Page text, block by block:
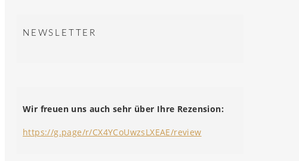
NEWSLETTER
Wir freuen uns auch sehr über Ihre Rezension:
https://g.page/r/CX4YCoUwzsLXEAE/review